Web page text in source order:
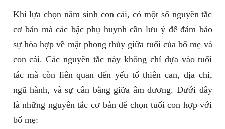
Khi lựa chọn năm sinh con cái, có một số nguyên tắc
cơ bản mà các bậc phụ huynh cần lưu ý để đảm bảo
sự hòa hợp về mặt phong thủy giữa tuổi của bố mẹ và
con cái. Các nguyên tắc này không chỉ dựa vào tuổi
tác mà còn liên quan đến yếu tố thiên can, địa chi,
ngũ hành, và sự cân bằng giữa âm dương. Dưới đây
là những nguyên tắc cơ bản để chọn tuổi con hợp với
bố mẹ: